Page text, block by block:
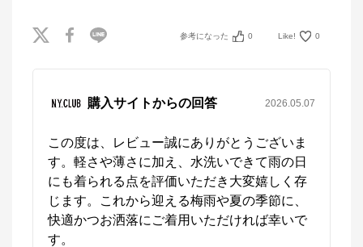
参考になった 0 Like! 0
購入サイトからの回答 2026.05.07
この度は、レビュー誠にありがとうございま
す。軽さや薄さに加え、水洗いできて雨の日
にも着られる点を評価いただき大変嬉しく存
じます。これから迎える梅雨や夏の季節に、
快適かつお洒落にご着用いただければ幸いで
す。